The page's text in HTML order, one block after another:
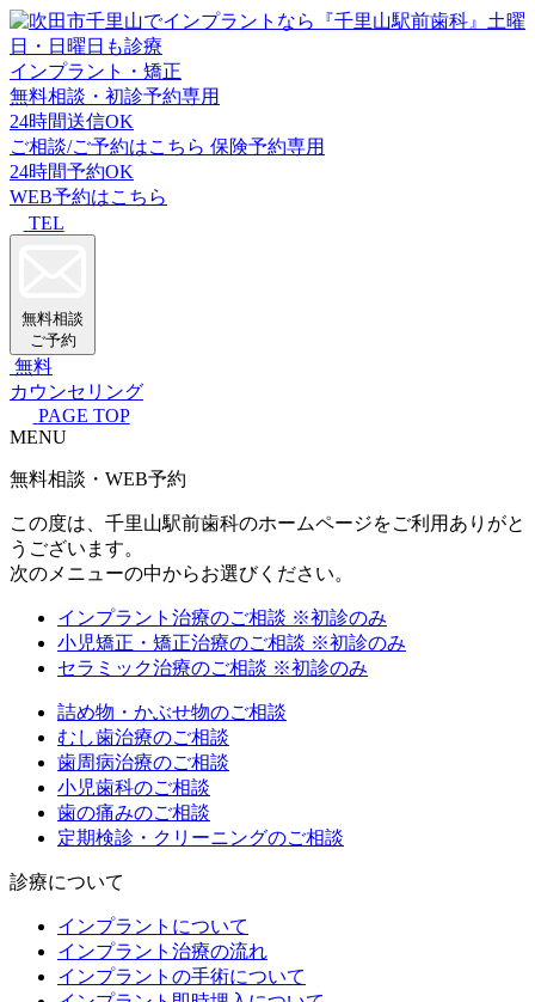
インプラント・矯正
無料相談・初診予約専用
24時間送信OK
ご相談/ご予約はこちら 保険予約専用
24時間予約OK
WEB予約はこちら
TEL
無料相談
ご予約
無料
カウンセリング
PAGE TOP
MENU
無料相談・WEB予約
この度は、千里山駅前歯科のホームページをご利用ありがと
うございます。
次のメニューの中からお選びください。
インプラント治療のご相談 ※初診のみ
小児矯正・矯正治療のご相談 ※初診のみ
セラミック治療のご相談 ※初診のみ
詰め物・かぶせ物のご相談
むし歯治療のご相談
歯周病治療のご相談
小児歯科のご相談
歯の痛みのご相談
定期検診・クリーニングのご相談
診療について
インプラントについて
インプラント治療の流れ
インプラントの手術について